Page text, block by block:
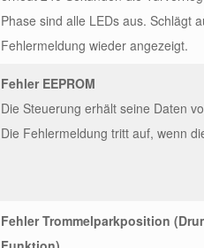
Phase sind alle LEDs aus. Schlägt
Fehlermeldung wieder angezeigt.
Fehler EEPROM
Die Steuerung erhält seine Daten
Die Fehlermeldung tritt auf, wenn
Fehler Trommelparkposition